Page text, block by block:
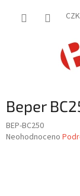
CZK
Beper
BEP-BC250
Průměrné
Neohodnoceno